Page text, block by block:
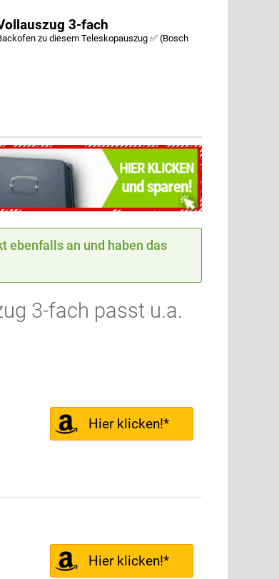
3-fach
zu diesem Teleskopauszug ✅ (Bosch
ebenfalls an und haben das
3-fach passt u.a.
Hier klicken!*
Hier klicken!*